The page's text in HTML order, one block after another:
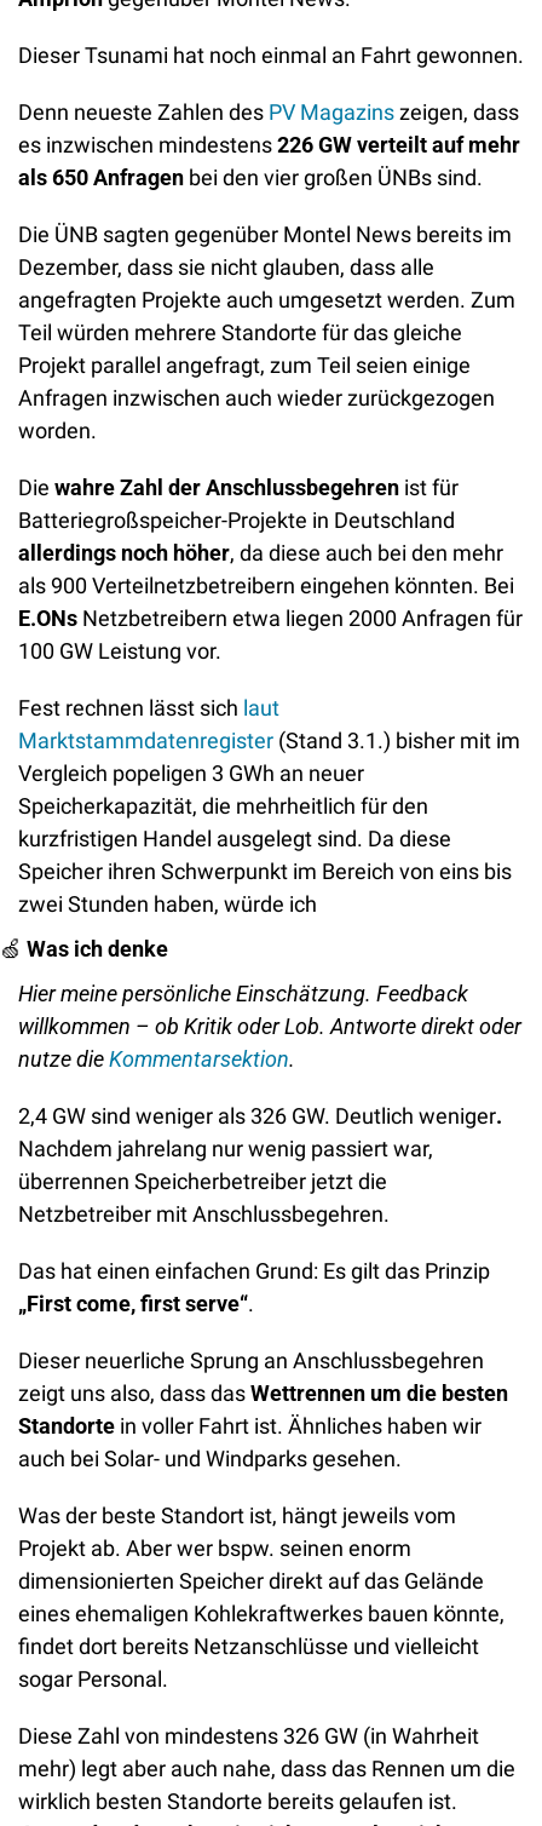
Denn neueste Zahlen des PV Magazins zeigen, dass
es inzwischen mindestens 226 GW verteilt auf mehr
als 650 Anfragen bei den vier großen ÜNBs sind.
Die ÜNB sagten gegenüber Montel News bereits im
Dezember, dass sie nicht glauben, dass alle
angefragten Projekte auch umgesetzt werden. Zum
Teil würden mehrere Standorte für das gleiche
Projekt parallel angefragt, zum Teil seien einige
Anfragen inzwischen auch wieder zurückgezogen
worden.
Die wahre Zahl der Anschlussbegehren ist für
Batteriegroßspeicher-Projekte in Deutschland
allerdings noch höher, da diese auch bei den mehr
E.ONs Netzbetreibern etwa liegen 2000 Anfragen für
100 GW Leistung vor.
Fest rechnen lässt sich laut
Marktstammdatenregister (Stand 3.1.) bisher mit im
Vergleich popeligen 3 GWh an neuer
Speicherkapazität, die mehrheitlich für den
kurzfristigen Handel ausgelegt sind. Da diese
Speicher ihren Schwerpunkt im Bereich von eins bis
zwei Stunden haben, würde ich
🍏 Was ich denke
Hier meine persönliche Einschätzung. Feedback
willkommen – ob Kritik oder Lob. Antworte direkt oder
nutze die Kommentarsektion.
2,4 GW sind weniger als 326 GW. Deutlich weniger.
Nachdem jahrelang nur wenig passiert war,
überrennen Speicherbetreiber jetzt die
Netzbetreiber mit Anschlussbegehren.
„First come, first serve“.
Dieser neuerliche Sprung an Anschlussbegehren
zeigt uns also, dass das Wettrennen um die besten
Standorte in voller Fahrt ist. Ähnliches haben wir
auch bei Solar- und Windparks gesehen.
Was der beste Standort ist, hängt jeweils vom
Projekt ab. Aber wer bspw. seinen enorm
dimensionierten Speicher direkt auf das Gelände
eines ehemaligen Kohlekraftwerkes bauen könnte,
findet dort bereits Netzanschlüsse und vielleicht
sogar Personal.
Diese Zahl von mindestens 326 GW (in Wahrheit
mehr) legt aber auch nahe, dass das Rennen um die
wirklich besten Standorte bereits gelaufen ist.